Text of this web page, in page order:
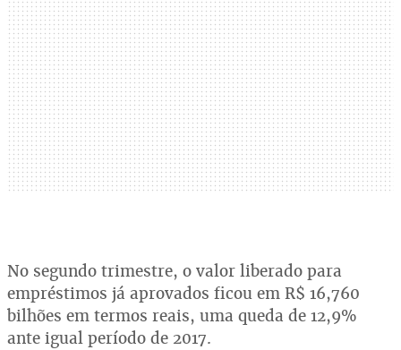
No segundo trimestre, o valor liberado para
empréstimos já aprovados ficou em R$ 16,760
bilhões em termos reais, uma queda de 12,9%
ante igual período de 2017.